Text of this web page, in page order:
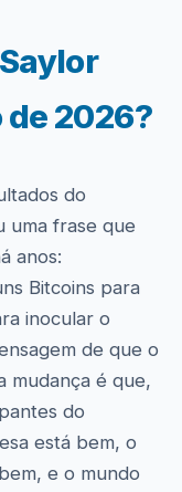
de 2026?
do
uma frase que
anos:
Bitcoins para
inocular o
de que o
mudança é que,
do
está bem, o
e o mundo